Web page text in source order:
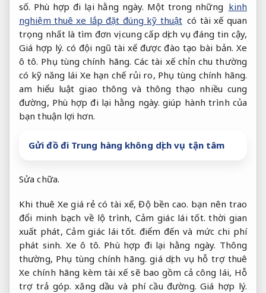
số. Phù hợp đi lại hằng ngày. Một trong những kinh
nghiệm thuê xe lắp đặt đúng kỹ thuật có tài xế quan
trọng nhất là tìm đơn vị cung cấp dịch vụ đáng tin cậy,
Giá hợp lý. có đội ngũ tài xế được đào tạo bài bản. Xe
ô tô. Phụ tùng chính hãng. Các tài xế chỉn chu thường
có kỹ năng lái Xe hạn chế rủi ro, Phụ tùng chính hãng.
am hiểu luật giao thông và thông thạo nhiều cung
đường, Phù hợp đi lại hằng ngày. giúp hành trình của
bạn thuận lợi hơn.
Gửi đồ đi Trung hàng không dịch vụ tận tâm
Sửa chữa.
Khi thuê Xe giá rẻ có tài xế,Độ bền cao. bạn nên trao
đổi minh bạch về lộ trình,Cảm giác lái tốt. thời gian
xuất phát,Cảm giác lái tốt. điểm đến và mức chi phí
phát sinh. Xe ô tô. Phù hợp đi lại hằng ngày. Thông
thường, Phụ tùng chính hãng. giá dịch vụ hỗ trợ thuê
Xe chính hãng kèm tài xế sẽ bao gồm cả công lái, Hỗ
trợ trả góp. xăng dầu và phí cầu đường.Giá hợp lý.